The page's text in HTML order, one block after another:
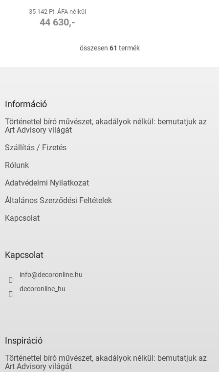
35 142 Ft ÁFA nélkül
44 630,-
L
á
n
e
összesen 61 termék
Információ
Történettel bíró művészet, akadályok nélkül: bemutatjuk az
Art Advisory világát
Szállítás / Fizetés
Rólunk
Adatvédelmi Nyilatkozat
Általános Szerződési Feltételek
Kapcsolat
Kapcsolat
info@decoronline.hu
decoronline_hu
Inspiráció
Történettel bíró művészet, akadályok nélkül: bemutatjuk az
Art Advisory világát